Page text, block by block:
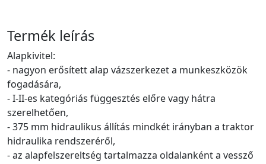
Termék leírás
Alapkivitel:
- nagyon erősített alap vázszerkezet a munkeszközök
fogadására,
- I-II-es kategóriás függesztés előre vagy hátra
szerelhetően,
- 375 mm hidraulikus állítás mindkét irányban a traktor
hidraulika rendszeréről,
- az alapfelszereltség tartalmazza oldalanként a vessző